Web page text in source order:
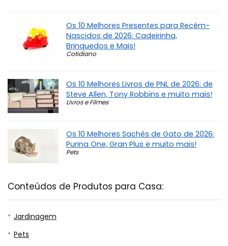
Os 10 Melhores Presentes para Recém-
Nascidos de 2026: Cadeirinha,
Brinquedos e Mais!
Cotidiano
Os 10 Melhores Livros de PNL de 2026: de
Steve Allen, Tony Robbins e muito mais!
Livros e Filmes
Os 10 Melhores Sachês de Gato de 2026:
Purina One, Gran Plus e muito mais!
Pets
Conteúdos de Produtos para Casa:
Jardinagem
Pets